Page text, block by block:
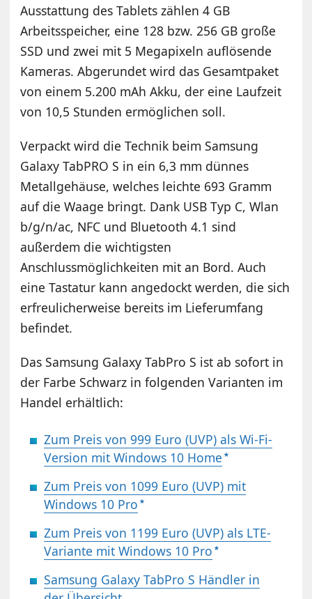
Ausstattung des Tablets zählen 4 GB
Arbeitsspeicher, eine 128 bzw. 256 GB große
SSD und zwei mit 5 Megapixeln auflösende
Kameras. Abgerundet wird das Gesamtpaket
von einem 5.200 mAh Akku, der eine Laufzeit
von 10,5 Stunden ermöglichen soll.
Verpackt wird die Technik beim Samsung
Galaxy TabPRO S in ein 6,3 mm dünnes
Metallgehäuse, welches leichte 693 Gramm
auf die Waage bringt. Dank USB Typ C, Wlan
b/g/n/ac, NFC und Bluetooth 4.1 sind
außerdem die wichtigsten
Anschlussmöglichkeiten mit an Bord. Auch
eine Tastatur kann angedockt werden, die sich
erfreulicherweise bereits im Lieferumfang
befindet.
Das Samsung Galaxy TabPro S ist ab sofort in
der Farbe Schwarz in folgenden Varianten im
Handel erhältlich:
Zum Preis von 999 Euro (UVP) als Wi-Fi-
Version mit Windows 10 Home
Zum Preis von 1099 Euro (UVP) mit
Windows 10 Pro
Zum Preis von 1199 Euro (UVP) als LTE-
Variante mit Windows 10 Pro
Samsung Galaxy TabPro S Händler in